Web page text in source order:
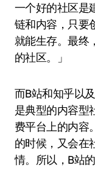
一个好的社区是
链和内容，只要
就能生存。最终
的社区。」
而B站和知乎以
是典型的内容型
费平台上的内容
的时候，又会在
情。所以，B站